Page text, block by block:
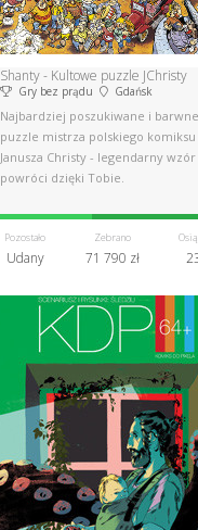
Shanty - Kultowe puzzle JChristy
Gry bez prądu Gdańsk
Najbardziej poszukiwane i barwne
puzzle mistrza polskiego komiksu
Janusza Christy - legendarny wzór
powróci dzięki Tobie.
Pozostało
Udany
Zebrano
71 790 zł